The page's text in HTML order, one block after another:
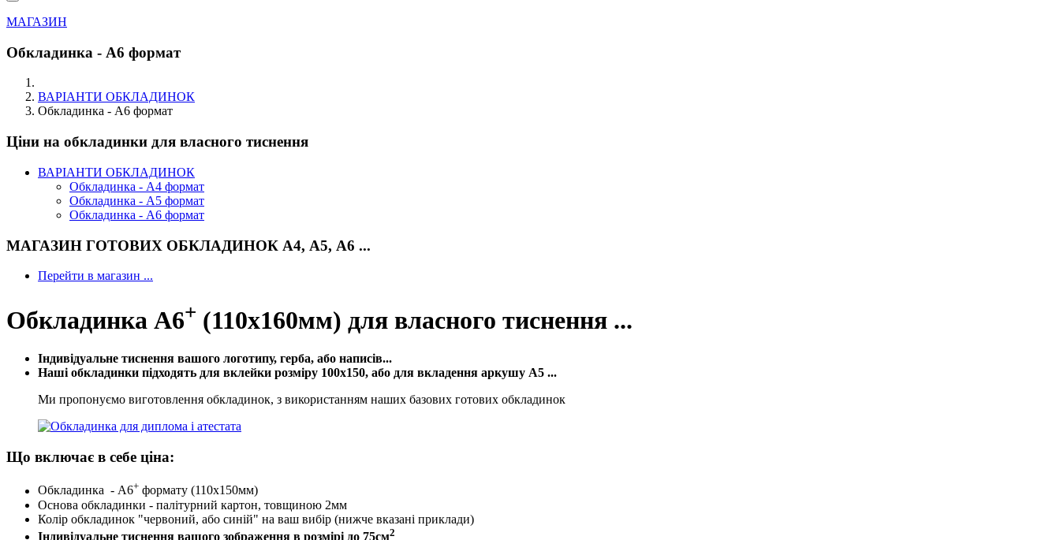
МАГАЗИН
Обкладинка - А6 формат
ВАРІАНТИ ОБКЛАДИНОК
Обкладинка - А6 формат
Ціни на обкладинки для власного тиснення
ВАРІАНТИ ОБКЛАДИНОК
Обкладинка - А4 формат
Обкладинка - А5 формат
Обкладинка - А6 формат
МАГАЗИН ГОТОВИХ ОБКЛАДИНОК А4, А5, А6 ...
Перейти в магазин ...
Обкладинка А6+ (110х160мм) для власного тиснення ...
Індивідуальне тиснення вашого логотипу, герба, або написів...
Наші обкладинки підходять для вклейки розміру 100х150, або для вкладення аркушу А5 ...
Ми пропонуємо виготовлення обкладинок, з використанням наших базових готових обкладинок
Що включає в себе ціна:
Обкладинка - А6+ формату (110х150мм)
Основа обкладинки - палітурний картон, товщиною 2мм
Колір обкладинок "червоний, або синій" на ваш вибір (нижче вказані приклади)
Індивідуальне тиснення вашого зображення в розмірі до 75см2